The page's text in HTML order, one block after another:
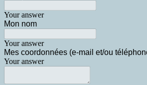
Your answer
Mon nom
Your answer
Mes coordonnées (e-mail et/ou
Your answer